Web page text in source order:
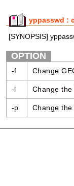
yppasswd :
[SYNOPSIS]
OPTION
-f Change
-l Change
-p Change